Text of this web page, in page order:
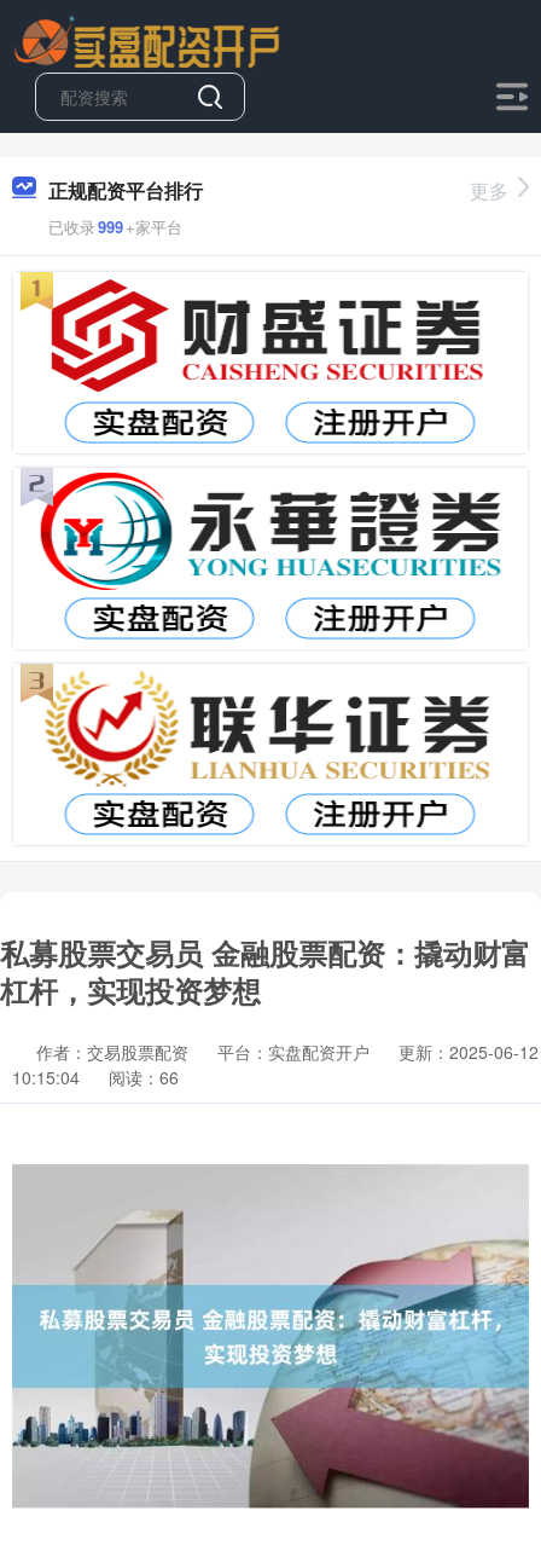
正规配资平台排行
已收录999+家平台
更多
私募股票交易员 金融股票配资：撬动财富
杠杆，实现投资梦想
作者：交易股票配资 平台：实盘配资开户
更新：2025-06-12
10:15:04
阅读：66